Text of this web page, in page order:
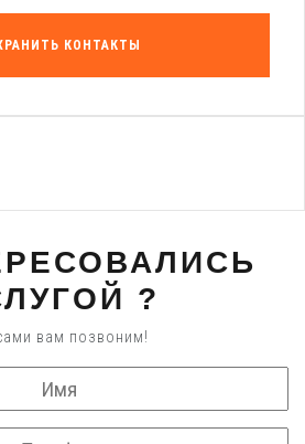
КОНТАКТЫ
?
вам позвоним!